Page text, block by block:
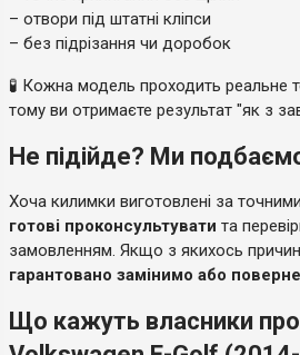
– отвори під штатні кліпси
– без підрізання чи доробок
🧪 Кожна модель проходить реальне
тому ви отримаєте результат "як з
Не підійде? Ми
Хоча килимки виготовлені за
готові проконсультувати та
замовленням. Якщо з якихось
гарантовано замінимо або
Що кажуть власники